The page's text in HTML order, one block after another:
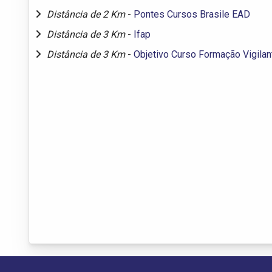
Distância de 2 Km - Pontes Cursos Brasile EAD
Distância de 3 Km - Ifap
Distância de 3 Km - Objetivo Curso Formação